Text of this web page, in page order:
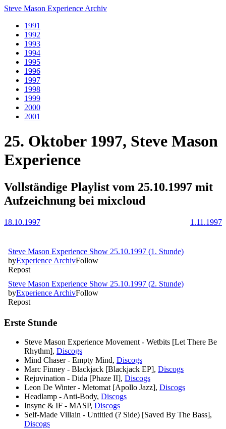
Steve Mason Experience Archiv
1991
1992
1993
1994
1995
1996
1997
1998
1999
2000
2001
25. Oktober 1997, Steve Mason
Experience
Vollständige Playlist vom 25.10.1997 mit
Aufzeichnung bei mixcloud
18.10.1997 1.11.1997
Erste Stunde
Steve Mason Experience Movement - Wetbits [Let There Be
Rhythm], Discogs
Mind Chaser - Empty Mind, Discogs
Marc Finney - Blackjack [Blackjack EP], Discogs
Rejuvination - Dida [Phaze II], Discogs
Leon De Winter - Metomat [Apollo Jazz], Discogs
Headlamp - Anti-Body, Discogs
Insync & IF - MASP, Discogs
Self-Made Villain - Untitled (? Side) [Saved By The Bass],
Discogs